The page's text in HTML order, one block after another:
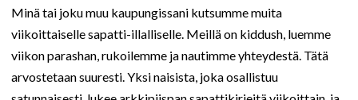
Minä tai joku muu kaupungissani kutsumme muita
viikoittaiselle sapatti-illalliselle. Meillä on kiddush, luemme
viikon parashan, rukoilemme ja nautimme yhteydestä. Tätä
arvostetaan suuresti. Yksi naisista, joka osallistuu